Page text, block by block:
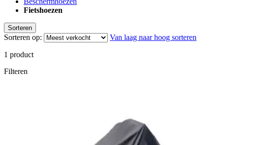
Fietshoezen
Sorteren
Sorteren op: Van laag naar hoog sorteren
1 product
Filteren